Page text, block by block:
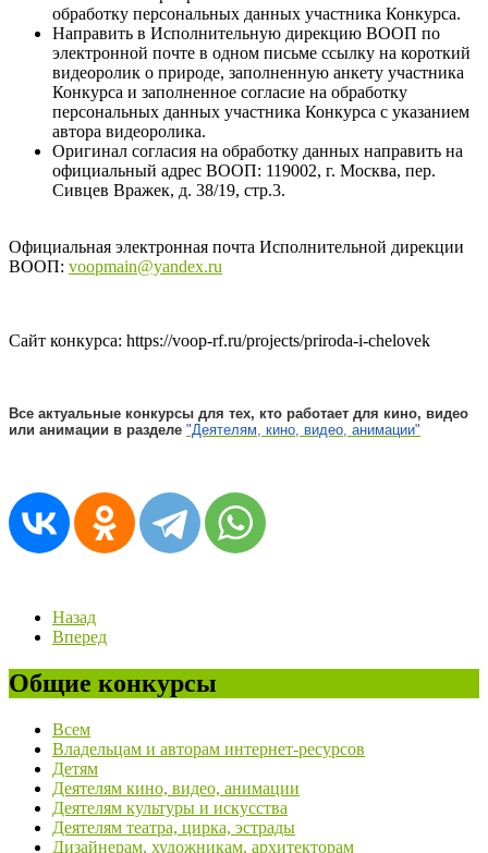
обработку персональных данных участника Конкурса.
Направить в Исполнительную дирекцию ВООП по
электронной почте в одном письме ссылку на короткий
видеоролик о природе, заполненную анкету участника
Конкурса и заполненное согласие на обработку
персональных данных участника Конкурса с указанием
автора видеоролика.
Оригинал согласия на обработку данных направить на
официальный адрес ВООП: 119002, г. Москва, пер.
Сивцев Вражек, д. 38/19, стр.3.
Официальная электронная почта Исполнительной дирекции
ВООП: voopmain@yandex.ru
Сайт конкурса: https://voop-rf.ru/projects/priroda-i-chelovek
Все актуальные конкурсы для тех, кто работает для кино, видео
или анимации в разделе "Деятелям, кино, видео, анимации"
Назад
Вперед
Общие конкурсы
Всем
Владельцам и авторам интернет-ресурсов
Детям
Деятелям кино, видео, анимации
Деятелям культуры и искусства
Деятелям театра, цирка, эстрады
Дизайнерам, художникам, архитекторам